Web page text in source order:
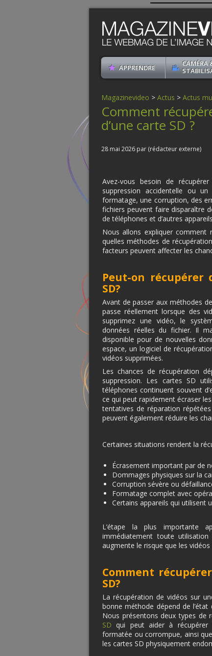
APPRENDRE
CAMÉRA
Magazinevideo > Actus > Actus
Comment
d’une carte SD ?
28 mai 2026 par (rédacteur externe)
Avez-vous besoin de
suppression accidentelle ou
formatage, une corruption, des
fichiers peuvent faire disparaître
de téléphones et d’autres
Nous allons expliquer comment
quelles méthodes de
facteurs peuvent affecter les
Peut-on récupérer
SD?
Avant de passer aux méthodes
passe réellement lorsque des
supprimez une vidéo, le
données réelles du fichier. Il
disponible pour de nouvelles
espace, un logiciel de
vidéos supprimées.
Les chances de récupération
suppression. Les cartes SD
téléphones continuent souvent
ce qui peut rapidement écraser
tentatives de réparation
peuvent également réduire les
Certaines situations rendent la
Écrasement important par de
Dommages physiques sur la
Corruption sévère ou
Formatage complet avec
Certains appareils qui utilisent
L’étape la plus importante
immédiatement toute
augmente le risque que les
Comment
SD?
La récupération de vidéos sur
bonne méthode dépend de
Nous présentons deux types de
SD qui peut aider à récupérer
formatée ou corrompue, ainsi
les cartes SD physiquement